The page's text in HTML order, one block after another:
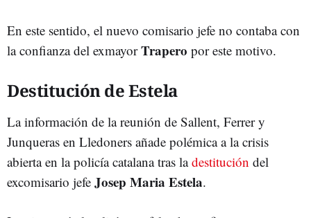
En este sentido, el nuevo comisario jefe no contaba con
la confianza del exmayorTrapero por este motivo.
Destitución de Estela
La información de la reunión de Sallent, Ferrer y
Junqueras en Lledoners añade polémica a la crisis
abierta en la policía catalana tras ladestitución del
excomisario jefe Josep Maria Estela.